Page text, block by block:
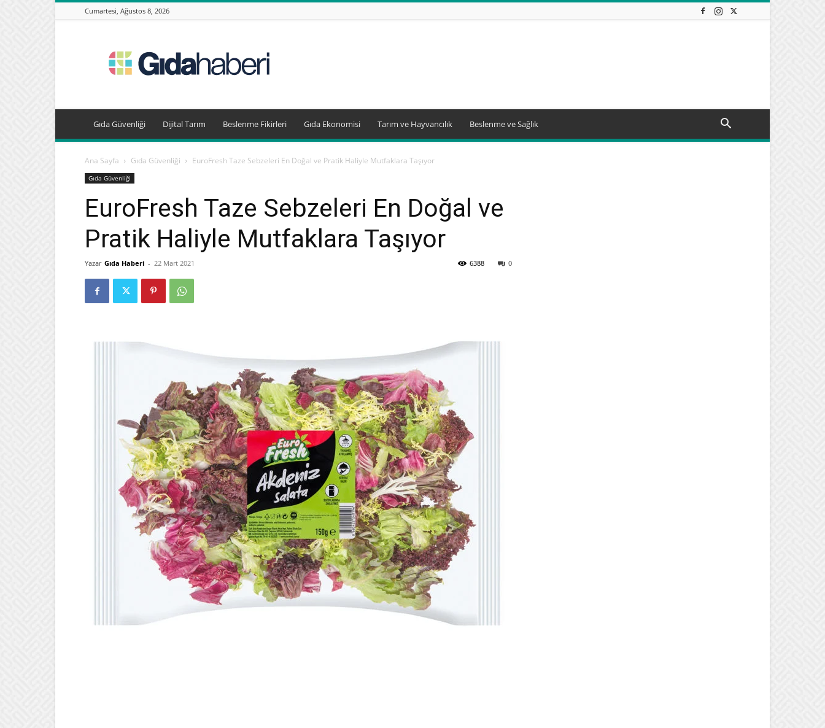
Cumartesi, Ağustos 8, 2026
Haberleri,
Beslenme
Gıda Güvenliği Dijital Tarım Beslenme Fikirleri Gıda Ekonomisi Tarım ve Hayvancılık Beslenme ve Sağlık
Ana Sayfa Gıda Güvenliği EuroFresh Taze Sebzeleri En Doğal ve Pratik Haliyle Mutfaklara Taşıyor
Gıda Güvenliği
EuroFresh Taze Sebzeleri En Doğal ve
Pratik Haliyle Mutfaklara Taşıyor
Yazar Gıda Haberi - 22 Mart 2021 0
6388